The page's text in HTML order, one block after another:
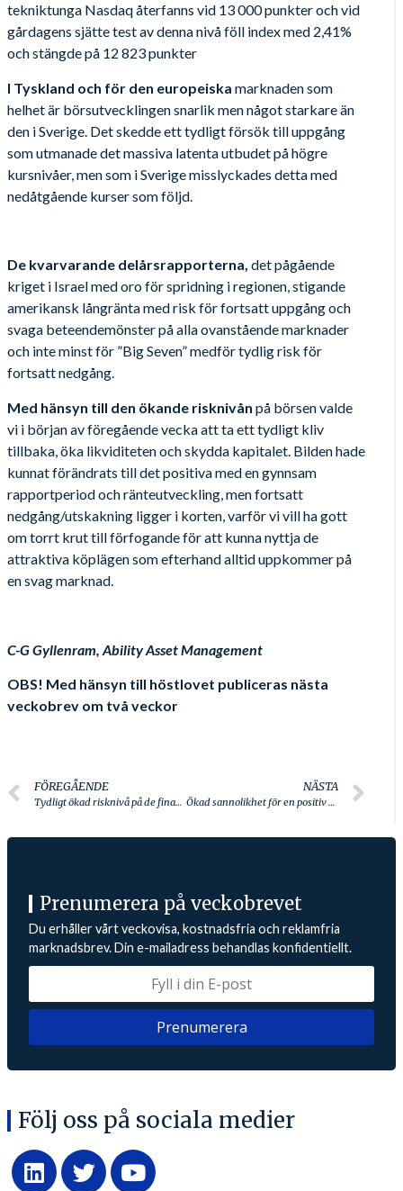
tekniktunga Nasdaq återfanns vid 13 000 punkter och vid
gårdagens sjätte test av denna nivå föll index med 2,41%
och stängde på 12 823 punkter
I Tyskland och för den europeiska marknaden som
helhet är börsutvecklingen snarlik men något starkare än
den i Sverige. Det skedde ett tydligt försök till uppgång
som utmanade det massiva latenta utbudet på högre
kursnivåer, men som i Sverige misslyckades detta med
nedåtgående kurser som följd.
De kvarvarande delårsrapporterna, det pågående
kriget i Israel med oro för spridning i regionen, stigande
amerikansk långränta med risk för fortsatt uppgång och
svaga beteendemönster på alla ovanstående marknader
och inte minst för ”Big Seven” medför tydlig risk för
fortsatt nedgång.
Med hänsyn till den ökande risknivån på börsen valde
vi i början av föregående vecka att ta ett tydligt kliv
tillbaka, öka likviditeten och skydda kapitalet. Bilden hade
kunnat förändrats till det positiva med en gynnsam
rapportperiod och ränteutveckling, men fortsatt
nedgång/utskakning ligger i korten, varför vi vill ha gott
om torrt krut till förfogande för att kunna nyttja de
attraktiva köplägen som efterhand alltid uppkommer på
en svag marknad.
C-G Gyllenram, Ability Asset Management
OBS! Med hänsyn till höstlovet publiceras nästa
veckobrev om två veckor
FÖREGÅENDE
Tydligt ökad risknivå på de finansiella marknaderna
NÄSTA
Ökad sannolikhet för en positiv börsutveckling…
Prenumerera på veckobrevet
Du erhåller vårt veckovisa, kostnadsfria och reklamfria
marknadsbrev. Din e-mailadress behandlas konfidentiellt.
Följ oss på sociala medier